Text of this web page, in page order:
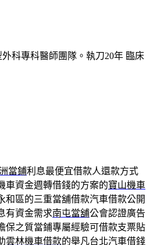
科專科醫師團隊。執刀20年 臨床
當鋪利息最便宜借款人還款方式
車資金週轉借錢的方案的寶山機車
和區的三重當舖借款汽車借款公開
有資金需求南屯當舖公會認證廣告
保之質當鋪專屬經驗可借款支票貼
雲林機車借款的舉凡台北汽車借錢